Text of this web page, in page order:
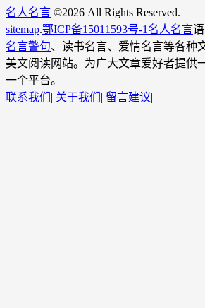
名人名言 ©2026 All Rights Reserved.
sitemap.鄂ICP备15011593号-1 名人名言
名言警句、读书名言、爱情名言等各种
美文阅读网站。为广大文章爱好者提供
一个平台。
联系我们 | 关于我们 | 留言建议|